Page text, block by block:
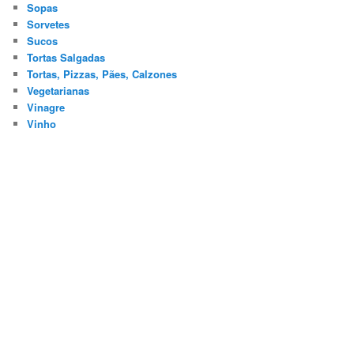
Sopas
Sorvetes
Sucos
Tortas Salgadas
Tortas, Pizzas, Pães, Calzones
Vegetarianas
Vinagre
Vinho